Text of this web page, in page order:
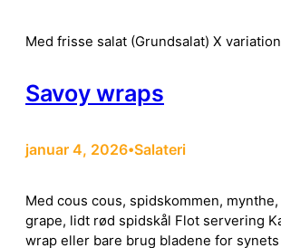
Med frisse salat (Grundsalat) X
Savoy wraps
januar 4, 2026•Salateri
Med cous cous, spidskommen,
grape, lidt rød spidskål Flot servering
wrap eller bare brug bladene for